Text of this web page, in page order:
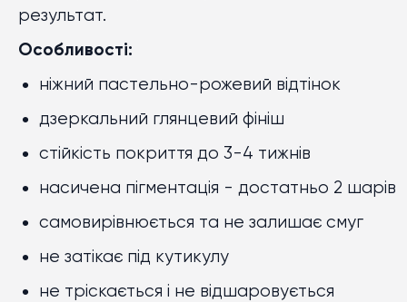
результат.
Особливості:
ніжний пастельно-рожевий відтінок
дзеркальний глянцевий фініш
стійкість покриття до 3-4 тижнів
насичена пігментація - достатньо 2 шарів
самовирівнюється та не залишає смуг
не затікає під кутикулу
не тріскається і не відшаровується